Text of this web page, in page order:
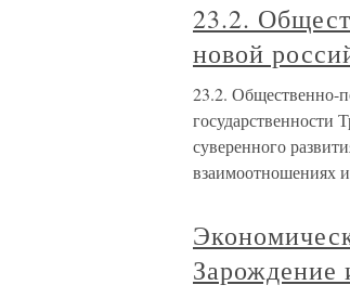
23.2.
новой
23.2. Общественно-
государственности
суверенного
взаимоотношениях
Зарождение